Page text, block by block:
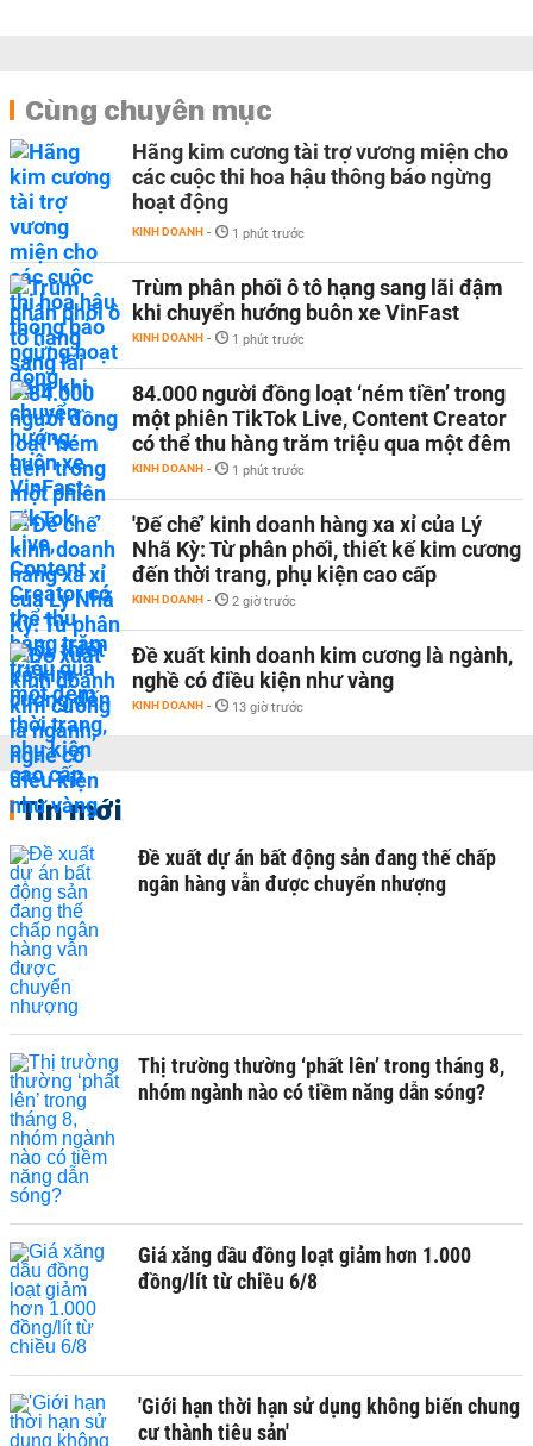
Cùng chuyên mục
Hãng kim cương tài trợ vương miện cho
các cuộc thi hoa hậu thông báo ngừng
hoạt động
KINH DOANH - 1 phút trước
Trùm phân phối ô tô hạng sang lãi đậm
khi chuyển hướng buôn xe VinFast
KINH DOANH - 1 phút trước
84.000 người đồng loạt ‘ném tiền’ trong
một phiên TikTok Live, Content Creator
có thể thu hàng trăm triệu qua một đêm
KINH DOANH - 1 phút trước
'Đế chế’ kinh doanh hàng xa xỉ của Lý
Nhã Kỳ: Từ phân phối, thiết kế kim cương
đến thời trang, phụ kiện cao cấp
KINH DOANH - 2 giờ trước
Đề xuất kinh doanh kim cương là ngành,
nghề có điều kiện như vàng
KINH DOANH - 13 giờ trước
Tin mới
Đề xuất dự án bất động sản đang thế chấp
ngân hàng vẫn được chuyển nhượng
Thị trường thường ‘phất lên’ trong tháng 8,
nhóm ngành nào có tiềm năng dẫn sóng?
Giá xăng dầu đồng loạt giảm hơn 1.000
đồng/lít từ chiều 6/8
'Giới hạn thời hạn sử dụng không biến chung
cư thành tiêu sản'